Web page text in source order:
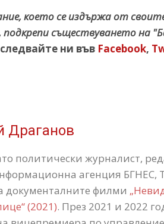
което се издържа от
съществуването на
ни във Facebook,
Драганов
политически журналист,
агенция БГНЕС,
документалните филми
(2021). През 2021 и 2022